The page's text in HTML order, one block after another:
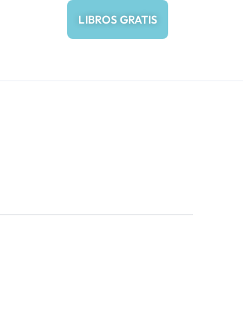
LIBROS GRATIS